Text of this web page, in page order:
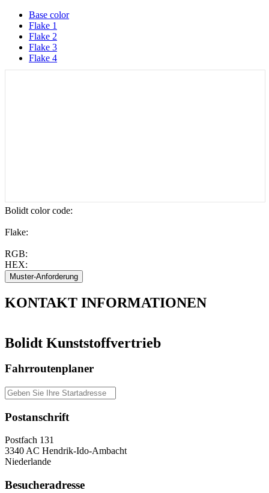
Base color
Flake 1
Flake 2
Flake 3
Flake 4
Bolidt color code:
Flake:
RGB:
HEX:
KONTAKT INFORMATIONEN
Bolidt Kunststoffvertrieb
Fahrroutenplaner
Postanschrift
Postfach 131
3340 AC Hendrik-Ido-Ambacht
Niederlande
Besucheradresse